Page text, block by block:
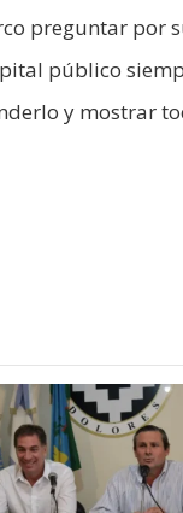
preguntar por
público
y mostrar